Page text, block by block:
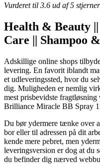
Vurderet til 3.6 ud af 5
Health & Beauty
Care || Shampoo
Adskillige online shops
levering. En favorit iblandt
et udleveringssted, hvor du
dig. Muligheden er nemlig
mest prisbevidste
Brilliance Miracle BB Spray
Du bør ydermere tænke over
bor eller til adressen på dit
kende mere pebret, men
leveringsversion er dog at du
du befinder dig nærved